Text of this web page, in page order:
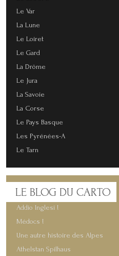
Le Var
La Lune
Le Loiret
Le Gard
La Drôme
Le Jura
La Savoie
La Corse
Le Pays Basque
Les Pyrénées-A
Le Tarn
LE BLOG DU CARTO
Addio Inglesi !
Médocs !
Une autre histoire des Alpes
Athelstan Spilhaus